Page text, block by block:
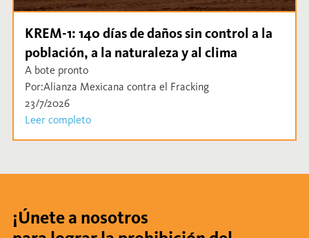
KREM-1: 140 días de daños sin control a la
población, a la naturaleza y al clima
A bote pronto
Por:Alianza Mexicana contra el Fracking
23/7/2026
Leer completo
¡Únete a nosotros